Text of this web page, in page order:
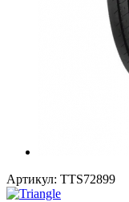
Артикул: TTS72899